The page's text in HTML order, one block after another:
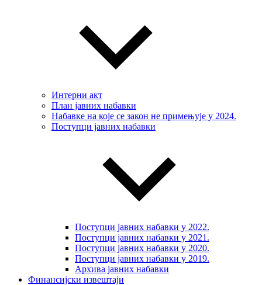
Интерни акт
План јавних набавки
Набавке на које се закон не примењује у 2024.
Поступци јавних набавки
Поступци јавних набавки у 2022.
Поступци јавних набавки у 2021.
Поступци јавних набавки у 2020.
Поступци јавних набавки у 2019.
Архива јавних набавки
Финансијски извештаји